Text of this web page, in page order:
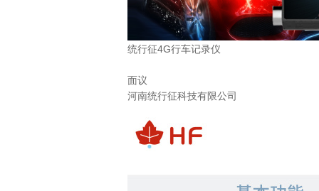
统行征4G行车记录仪
面议
河南统行征科技有限公司